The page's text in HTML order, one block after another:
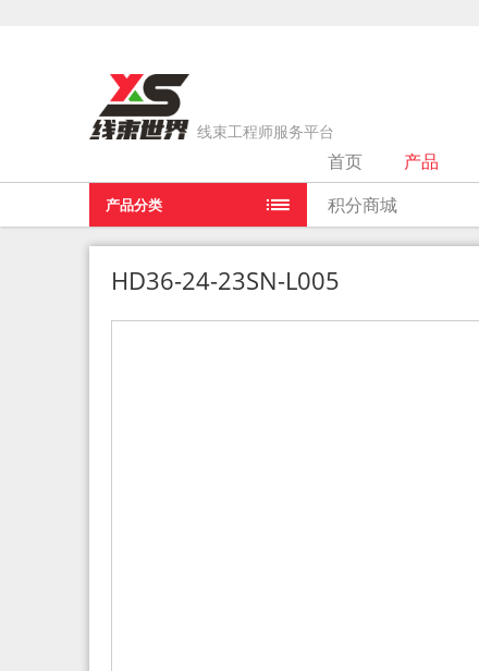
线束工程师服务平台
产品分类
首页 产品
积分商城
当前位置： HD36-24-23SN-L005
HD36-24-23SN-L005